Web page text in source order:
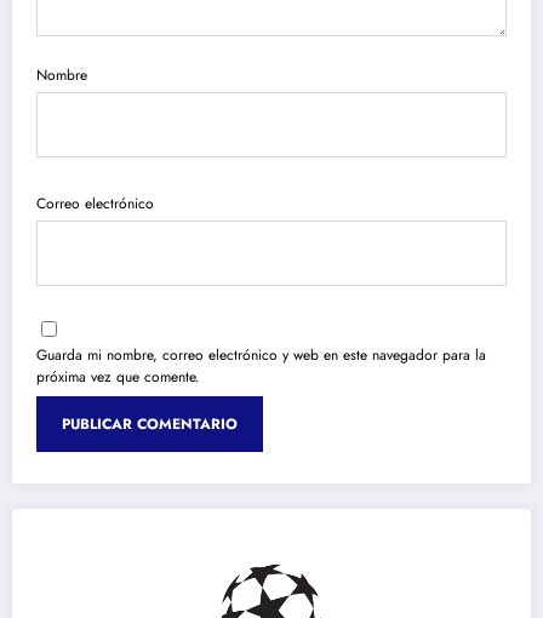
Nombre
Correo electrónico
Guarda mi nombre, correo electrónico y web en este navegador para la
próxima vez que comente.